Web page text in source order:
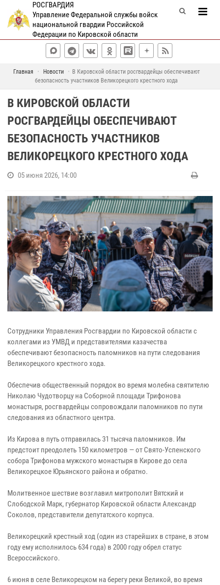
РОСГВАРДИЯ
Управление Федеральной службы войск
национальной гвардии Российской
Федерации по Кировской области
Главная Новости
В Кировской области росгвардейцы обеспечивают
безопасность участников Великорецкого крестного хода
В КИРОВСКОЙ ОБЛАСТИ
РОСГВАРДЕЙЦЫ ОБЕСПЕЧИВАЮТ
БЕЗОПАСНОСТЬ УЧАСТНИКОВ
ВЕЛИКОРЕЦКОГО КРЕСТНОГО ХОДА
05 июня 2026, 14:00
Сотрудники Управления Росгвардии по Кировской области с
коллегами из УМВД и представителями казачества
обеспечивают безопасность паломников на пути следования
Великорецкого крестного хода.
Обеспечив общественный порядок во время молебна святителю
Николаю Чудотворцу на Соборной площади Трифонова
монастыря, росгвардейцы сопровождали паломников по пути
следования из областного центра.
Из Кирова в путь отправилась 31 тысяча паломников. Им
предстоит преодолеть 150 километров — от Свято-Успенского
собора Трифонова мужского монастыря в Кирове до села
Великорецкое Юрьянского района и обратно.
Молитвенное шествие возглавил митрополит Вятский и
Слободской Марк, губернатор Кировской области Александр
Соколов, представители депутатского корпуса.
Великорецкий крестный ход (один из старейших в стране, в этом
году ему исполнилось 634 года) в 2000 году обрел статус
Всероссийского.
6 июня в селе Великорецком на берегу реки Великой, во время